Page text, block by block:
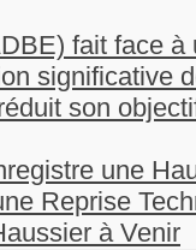
fait face à
significative
son
une
Reprise
à Venir